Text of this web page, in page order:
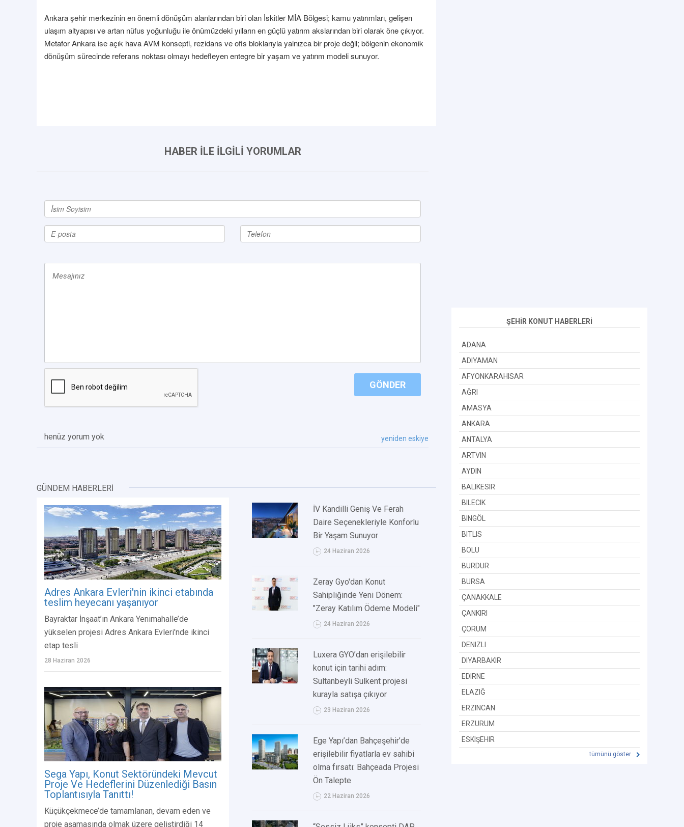
Ankara şehir merkezinin en önemli dönüşüm alanlarından biri olan İskitler MİA Bölgesi; kamu yatırımları, gelişen
ulaşım altyapısı ve artan nüfus yoğunluğu ile önümüzdeki yılların en güçlü yatırım akslarından biri olarak öne çıkıyor.
Metafor Ankara ise açık hava AVM konsepti, rezidans ve ofis bloklarıyla yalnızca bir proje değil; bölgenin ekonomik
dönüşüm sürecinde referans noktası olmayı hedefleyen entegre bir yaşam ve yatırım modeli sunuyor.
HABER İLE İLGİLİ YORUMLAR
GÖNDER
henüz yorum yok yeniden eskiye
GÜNDEM HABERLERİ
Adres Ankara Evleri'nin ikinci etabında
teslim heyecanı yaşanıyor
Bayraktar İnşaat’ın Ankara Yenimahalle’de
yükselen projesi Adres Ankara Evleri'nde ikinci
etap tesli
28 Haziran 2026
Sega Yapı, Konut Sektöründeki Mevcut
Proje Ve Hedeflerini Düzenlediği Basın
Toplantısıyla Tanıttı!
Küçükçekmece’de tamamlanan, devam eden ve
proje aşamasında olmak üzere geliştirdiği 14
İV Kandilli Geniş Ve Ferah
Daire Seçenekleriyle Konforlu
Bir Yaşam Sunuyor
24 Haziran 2026
Zeray Gyo'dan Konut
Sahipliğinde Yeni Dönem:
"Zeray Katılım Ödeme Modeli"
24 Haziran 2026
Luxera GYO’dan erişilebilir
konut için tarihi adım:
Sultanbeyli Sulkent projesi
kurayla satışa çıkıyor
23 Haziran 2026
Ege Yapı’dan Bahçeşehir’de
erişilebilir fiyatlarla ev sahibi
olma fırsatı: Bahçeada Projesi
Ön Talepte
22 Haziran 2026
ŞEHİR KONUT HABERLERİ
ADANA
ADIYAMAN
AFYONKARAHISAR
AĞRI
AMASYA
ANKARA
ANTALYA
ARTVIN
AYDIN
BALIKESIR
BILECIK
BINGÖL
BITLIS
BOLU
BURDUR
BURSA
ÇANAKKALE
ÇANKIRI
ÇORUM
DENIZLI
DIYARBAKIR
EDIRNE
ELAZIĞ
ERZINCAN
ERZURUM
ESKIŞEHIR
tümünü göster